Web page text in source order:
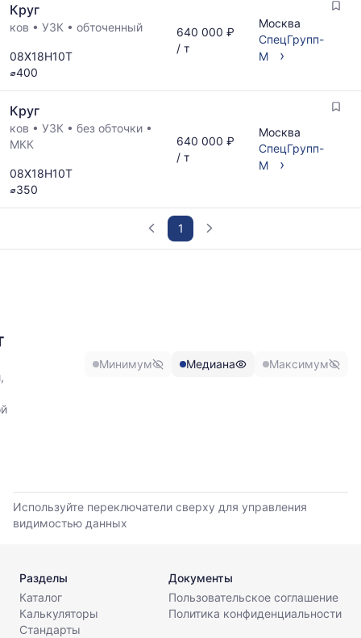
Круг
ков • УЗК • обточенный
08Х18Н10Т
⌀400
640 000 ₽
/ т
Москва
СпецГрупп-
М
›
Круг
ков • УЗК • без обточки •
МКК
08Х18Н10Т
⌀350
640 000 ₽
/ т
Москва
СпецГрупп-
М
›
1
максимальной
последние
6
месяцев.
чтобы
оценить
тренд
Минимум Медиана Максимум
Используйте переключатели сверху для управления
видимостью данных
Разделы
Каталог
Калькуляторы
Стандарты
Документы
Пользовательское соглашение
Политика конфиденциальности